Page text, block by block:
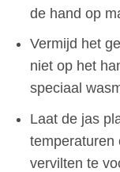
de hand op
Vermijd het
niet op het
speciaal
Laat de jas
temperaturen
vervilten te